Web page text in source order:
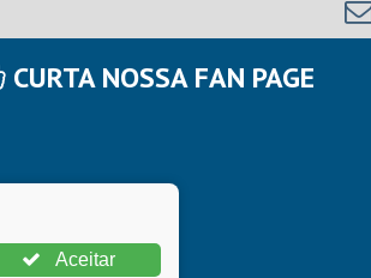
CURTA NOSSA FAN PAGE
Aceitar